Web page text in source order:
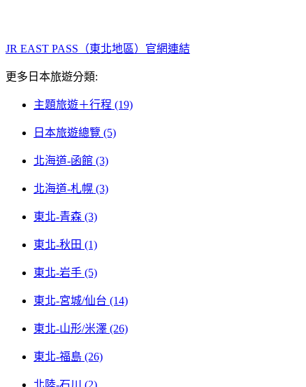
JR EAST PASS（東北地區）官網連結
更多日本旅遊分類:
主題旅遊＋行程 (19)
日本旅遊總覽 (5)
北海道-函館 (3)
北海道-札幌 (3)
東北-青森 (3)
東北-秋田 (1)
東北-岩手 (5)
東北-宮城/仙台 (14)
東北-山形/米澤 (26)
東北-福島 (26)
北陸-石川 (2)